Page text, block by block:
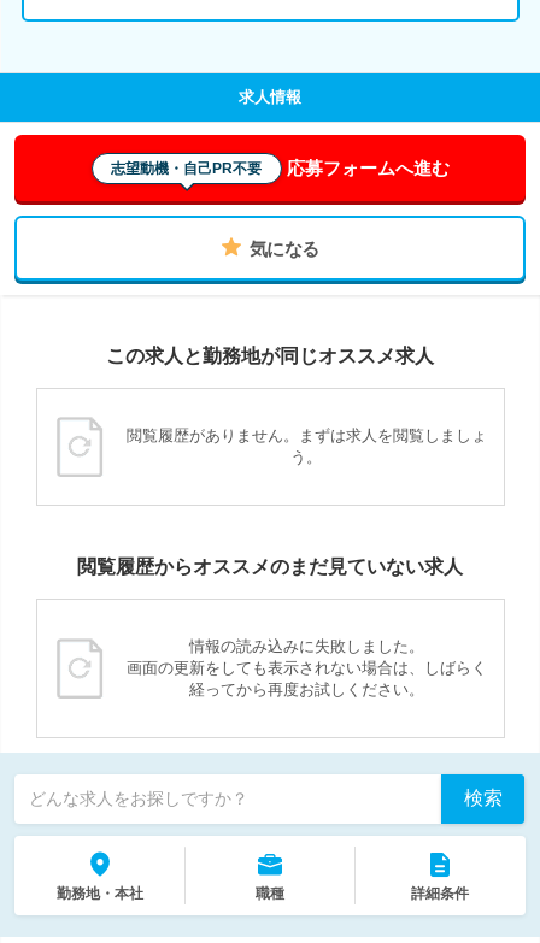
求人情報
志望動機・自己PR不要 応募フォームへ進む
気になる
この求人と勤務地が同じオススメ求人
閲覧履歴がありません。まずは求人を閲覧しましょ
う。
閲覧履歴からオススメのまだ見ていない求人
情報の読み込みに失敗しました。
画面の更新をしても表示されない場合は、しばらく
経ってから再度お試しください。
どんな求人をお探しですか？ 検索
勤務地・本社 職種 詳細条件